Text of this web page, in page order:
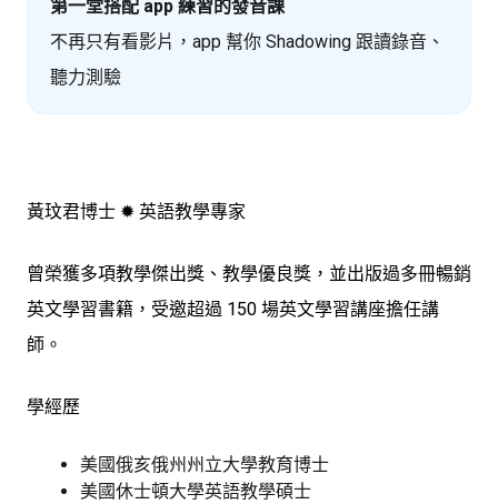
第一堂搭配 app 練習的發音課
不再只有看影片，app 幫你 Shadowing 跟讀錄音、
聽力測驗
黃玟君博士 ✹ 英語教學專家
曾榮獲多項教學傑出獎、教學優良獎，並出版過多冊暢銷
英文學習書籍，受邀超過 150 場英文學習講座擔任講
師。
學經歷
美國俄亥俄州州立大學教育博士
美國休士頓大學英語教學碩士